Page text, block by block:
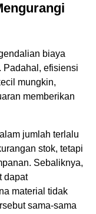
biaya
Padahal, efisiensi
mungkin,
memberikan
jumlah terlalu
stok, tetapi
Sebaliknya,
dapat
material tidak
sama-sama